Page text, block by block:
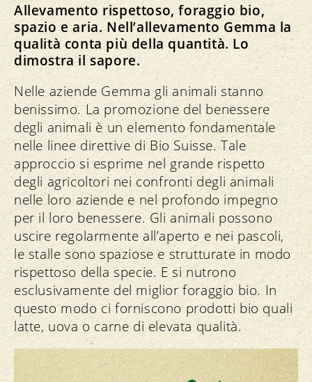
Allevamento rispettoso, foraggio bio,
spazio e aria. Nell’allevamento Gemma la
qualità conta più della quantità. Lo
dimostra il sapore.
Nelle aziende Gemma gli animali stanno
benissimo. La promozione del benessere
degli animali è un elemento fondamentale
nelle linee direttive di Bio Suisse. Tale
approccio si esprime nel grande rispetto
degli agricoltori nei confronti degli animali
nelle loro aziende e nel profondo impegno
per il loro benessere. Gli animali possono
uscire regolarmente all’aperto e nei pascoli,
le stalle sono spaziose e strutturate in modo
rispettoso della specie. E si nutrono
esclusivamente del miglior foraggio bio. In
questo modo ci forniscono prodotti bio quali
latte, uova o carne di elevata qualità.